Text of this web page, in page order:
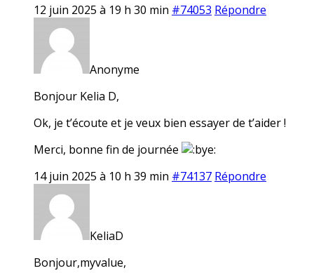
12 juin 2025 à 19 h 30 min #74053 Répondre
Anonyme
Bonjour Kelia D,
Ok, je t’écoute et je veux bien essayer de t’aider !
Merci, bonne fin de journée
14 juin 2025 à 10 h 39 min #74137 Répondre
KeliaD
Bonjour,myvalue,